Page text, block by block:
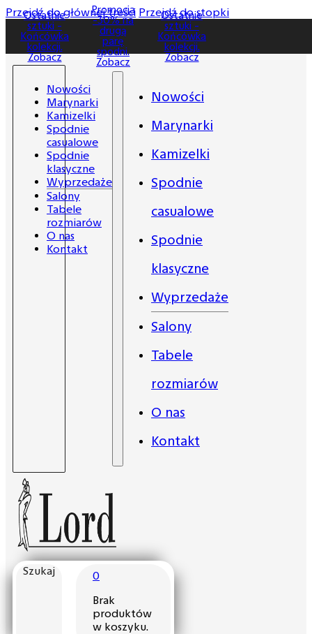
Przejdź do głównej treści Przejdź do stopki
Promocja
-30% na
drugą
parę
spodni.
Zobacz
Ostatnie
sztuki -
Końcówka
kolekcji.
Zobacz
Promocja
-30% na
drugą
parę
spodni.
Zobacz
Ostatnie
Zobacz
Nowości
Marynarki
Kamizelki
Spodnie
casualowe
Spodnie
klasyczne
Wyprzedaże
Salony
Tabele
rozmiarów
O nas
Kontakt
Nowości
Marynarki
Kamizelki
Spodnie
casualowe
Spodnie
klasyczne
Wyprzedaże
Salony
Tabele
rozmiarów
O nas
Kontakt
Szukaj
0
Brak
produktów
w koszyku.